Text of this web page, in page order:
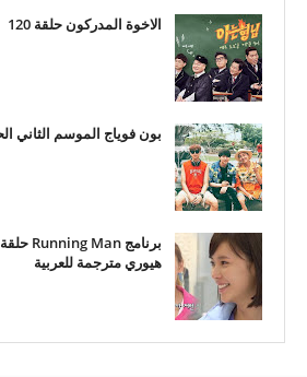
الاخوة المدركون حلقة 120
بون فوياج الموسم الثاني الحلقة 1 مترجمة
هيوري مترجمة للعربية